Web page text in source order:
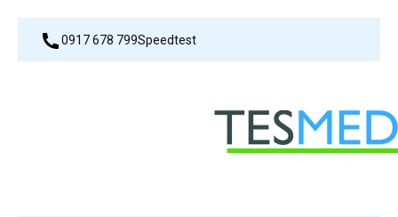
0917 678 799Speedtest